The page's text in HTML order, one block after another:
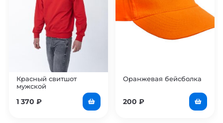
Красный свитшот
мужской
1 370 ₽
Оранжевая бейсболка
200 ₽